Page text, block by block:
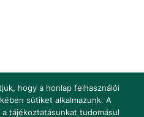
hogy a honlap felhasználói
sütiket alkalmazunk. A
tájékoztatásunkat tudomásul